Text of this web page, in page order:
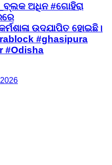
ଅଧିନ #ଗୋହିରା
ଉଦଯାପିତ ହୋଇଛି।
#ghasipura
#Odisha